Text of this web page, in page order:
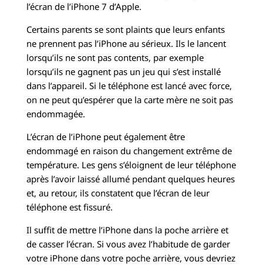
l’écran de l’iPhone 7 d’Apple.
Certains parents se sont plaints que leurs enfants
ne prennent pas l’iPhone au sérieux. Ils le lancent
lorsqu’ils ne sont pas contents, par exemple
lorsqu’ils ne gagnent pas un jeu qui s’est installé
dans l’appareil. Si le téléphone est lancé avec force,
on ne peut qu’espérer que la carte mère ne soit pas
endommagée.
L’écran de l’iPhone peut également être
endommagé en raison du changement extrême de
température. Les gens s’éloignent de leur téléphone
après l’avoir laissé allumé pendant quelques heures
et, au retour, ils constatent que l’écran de leur
téléphone est fissuré.
Il suffit de mettre l’iPhone dans la poche arrière et
de casser l’écran. Si vous avez l’habitude de garder
votre iPhone dans votre poche arrière, vous devriez